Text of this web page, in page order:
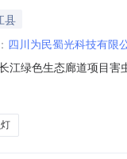
县
四川为民蜀光科技有限
江绿色生态廊道项目
发银行贷款农业综合